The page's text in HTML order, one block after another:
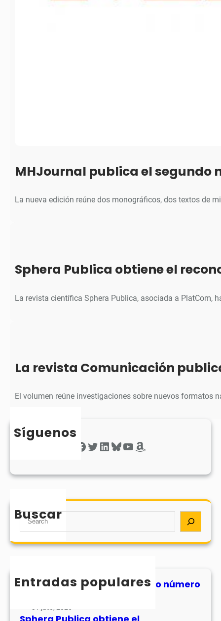
MHJournal publica el segundo
La nueva edición reúne dos monográficos, dos textos de
Sphera Publica obtiene el
La revista científica Sphera Publica, asociada a PlatCom,
La revista Comunicación
El volumen reúne investigaciones sobre nuevos formatos
Síguenos
Twitter LinkedIn Bluesky YouTube Amazon
Buscar
S
a
h
Entradas populares
MHJournal publica el segundo número